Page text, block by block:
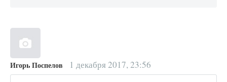
Игорь Поспелов 1 декабря 2017, 23:56